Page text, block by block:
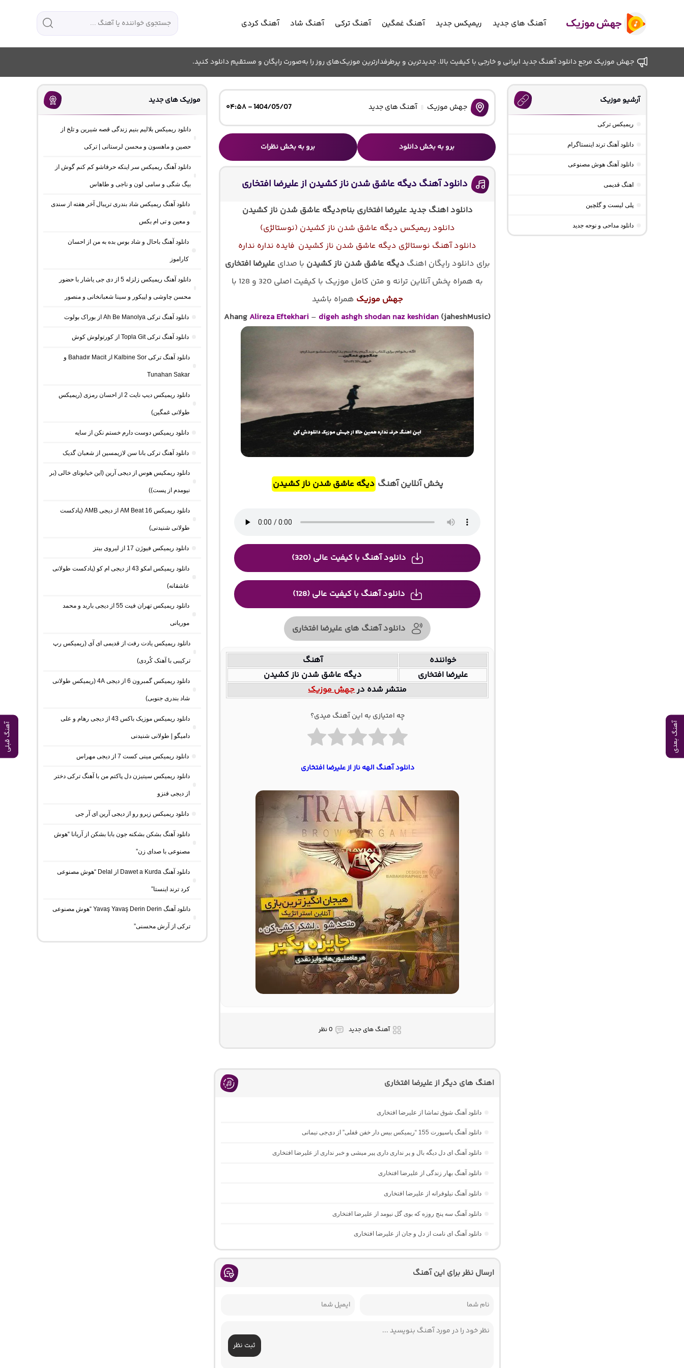
آهنگ بعدی آهنگ قبلی
آهنگ های جدید ریمیکس جدید آهنگ غمگین آهنگ ترکی آهنگ شاد آهنگ کردی
جهش موزیک مرجع دانلود آهنگ جدید ایرانی و خارجی با کیفیت بالا. جدیدترین و پرطرفدارترین موزیک‌های روز را به‌صورت رایگان و مستقیم دانلود کنید.
جهش موزیک آهنگ های جدید 1404/05/07 - ۰۴:۵۸
برو به بخش دانلود برو به بخش نظرات
دانلود آهنگ دیگه عاشق شدن ناز کشیدن از علیرضا افتخاری
دانلود اهنگ جدید علیرضا افتخاری بنامدیگه عاشق شدن ناز کشیدن
دانلود ریمیکس دیگه عاشق شدن ناز کشیدن (نوستالژی)
دانلود آهنگ نوستالژی دیگه عاشق شدن ناز کشیدن فایده نداره نداره
برای دانلود رایگان اهنگ دیگه عاشق شدن ناز کشیدن با صدای علیرضا افتخاری
به همراه پخش آنلاین ترانه و متن کامل موزیک با کیفیت اصلی 320 و 128 با
جهش موزیک همراه باشید
Ahang Alireza Eftekhari – digeh ashgh shodan naz keshidan (jaheshMusic)
پخش آنلاین آهنگ دیگه عاشق شدن ناز کشیدن
دانلود آهنگ با کیفیت عالی (320)
دانلود آهنگ با کیفیت عالی (128)
دانلود آهنگ های علیرضا افتخاری
خواننده
آهنگ
علیرضا افتخاری
دیگه عاشق شدن ناز کشیدن
منتشر شده درجهش موزیک
چه امتیازی به این آهنگ میدی؟
دانلود آهنگ الهه ناز از علیرضا افتخاری
آهنگ های جدید 0 نظر
اهنگ های دیگر از علیرضا افتخاری
دانلود آهنگ شوق تماشا از علیرضا افتخاری
دانلود آهنگ پاسپورت 155 “ریمیکس بیس دار خفن قفلی” از دی‌جی نیمانی
دانلود آهنگ ای دل دیگه بال و پر نداری داری پیر میشی و خبر نداری از علیرضا افتخاری
دانلود آهنگ بهار زندگی از علیرضا افتخاری
دانلود آهنگ نیلوفرانه از علیرضا افتخاری
دانلود آهنگ سه پنج روزه که بوی گل نیومد از علیرضا افتخاری
دانلود آهنگ ای نامت از دل و جان از علیرضا افتخاری
ارسال نظر برای این آهنگ
ثبت نظر
آرشیو موزیک
ریمیکس ترکی
دانلود آهنگ ترند اینستاگرام
دانلود آهنگ هوش مصنوعی
اهنگ قدیمی
پلی لیست و گلچین
دانلود مداحی و نوحه جدید
موزیک های جدید
دانلود ریمیکس بلالیم بنیم زندگی قصه شیرین و تلخ از
حصین و ماهسون و محسن لرستانی | ترکی
دانلود آهنگ ریمیکس سر اینکه حرفاشو کم کنم گوش از
بیگ شگی و سامی لون و ناجی و طاهاس
دانلود آهنگ ریمیکس شاد بندری تریبال آخر هفته از سندی
و معین و تی ام بکس
دانلود آهنگ باحال و شاد بوس بده به من از احسان
کاراموز
دانلود آهنگ ریمیکس زلزله 5 از دی جی یاشار با حضور
محسن چاوشی و اپیکور و سینا شعبانخانی و منصور
دانلود آهنگ ترکی Ah Be Manolya از بوراک بولوت
دانلود آهنگ ترکی Topla Git از کورتولوش کوش
دانلود آهنگ ترکی Kalbine Sor از Bahadır Macit و
Tunahan Sakar
دانلود ریمیکس دیپ نایت 2 از احسان رمزی (ریمیکس
طولانی غمگین)
دانلود ریمیکس دوست دارم خستم نکن از سایه
دانلود آهنگ ترکی بانا سن لازیمسین از شعبان گدیک
دانلود ریمکیس هوس از دیجی آرین (این خیابونای خالی (بر
نیومدم از پست))
دانلود ریمیکس AM Beat 16 از دیجی AMB (پادکست
طولانی شنیدنی)
دانلود ریمیکس فیوژن 17 از لیروی بیتز
دانلود ریمیکس امکو 43 از دیجی ام کو (پادکست طولانی
عاشقانه)
دانلود ریمیکس تهران فیت 55 از دیجی باربد و محمد
موریانی
دانلود ریمیکس یادت رفت از قدیمی ای آی (ریمیکس رپ
ترکیبی با آهنک کُردی)
دانلود ریمیکس گمبرون 6 از دیجی 4A (ریمیکس طولانی
شاد بندری جنوبی)
دانلود ریمیکس موزیک باکس 43 از دیجی رهام و علی
دامیگو | طولانی شنیدنی
دانلود ریمیکس مینی کست 7 از دیجی مهراس
دانلود ریمیکس سیتیزن دل پاکتم من با آهنگ ترکی دختر
از دیجی فنزو
دانلود ریمیکس زیرو رو از دیجی آرین ای آر جی
دانلود آهنگ بشکن بشکنه جون بابا بشکن از آریانا “هوش
مصنوعی با صدای زن”
دانلود آهنگ Dawet a Kurda از Delal “هوش مصنوعی
کرد ترند اینستا”
دانلود آهنگ Yavaş Yavaş Derin Derin “هوش مصنوعی
ترکی از آرش محسنی”